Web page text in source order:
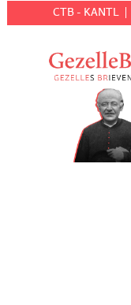
CTB - KANTL